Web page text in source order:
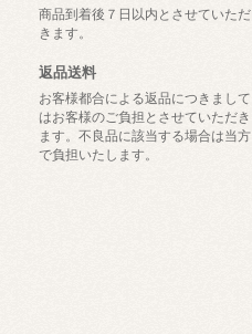
商品到着後７日以内とさせていただ
きます。
返品送料
お客様都合による返品につきまして
はお客様のご負担とさせていただき
ます。不良品に該当する場合は当方
で負担いたします。